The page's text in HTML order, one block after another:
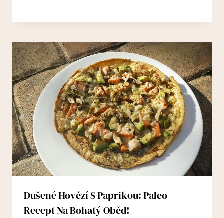
Dušené Hovězí S Paprikou: Paleo
Recept Na Bohatý Oběd!